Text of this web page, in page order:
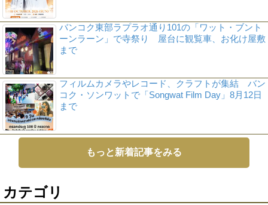
バンコク東部ラプラオ通り101の「ワット・ブント
ーンラーン」で寺祭り 屋台に観覧車、お化け屋敷
まで
フィルムカメラやレコード、クラフトが集結 バン
コク・ソンワットで「Songwat Film Day」8月12日
まで
もっと新着記事をみる
カテゴリ